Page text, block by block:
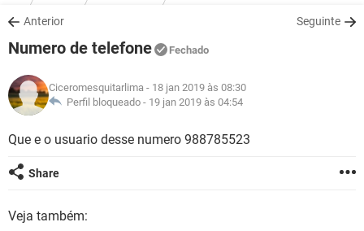
OUTLOOK
INSTAGRAM GMAIL
GUIA DE COMPRAS
JOGOS
INSTAGRAM GMAIL
GUIA DE COMPRAS
DOWNLOADS
JOGOS WHATSAPP
CELULAR
OUTLOOK EXCEL
GMAIL
JOGOS WHATSAPP
CELULAR
OUTLOOK EXCEL
INSTAGRAM
GLOSSÁRIO
WHATSAPP
INSTAGRAM
Anterior Seguinte
Numero de telefone Fechado
Ciceromesquitarlima - 18 jan 2019 às 08:30
Perfil bloqueado - 19 jan 2019 às 04:54
Que e o usuario desse numero 988785523
Share
Veja também: